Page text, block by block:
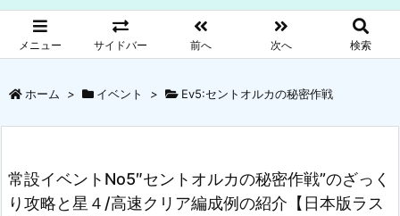
メニュー サイドバー 前へ 次へ 検索
ホーム > イベント > Ev5:セントオルカの秘密作戦
常設イベントNo5″セントオルカの秘密作戦”のざっく
り攻略と星４/高速クリア編成例の紹介【日本版ラス